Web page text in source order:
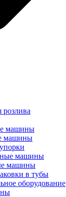
розлива
машины
машины
машины
машины
в тубы
оборудование